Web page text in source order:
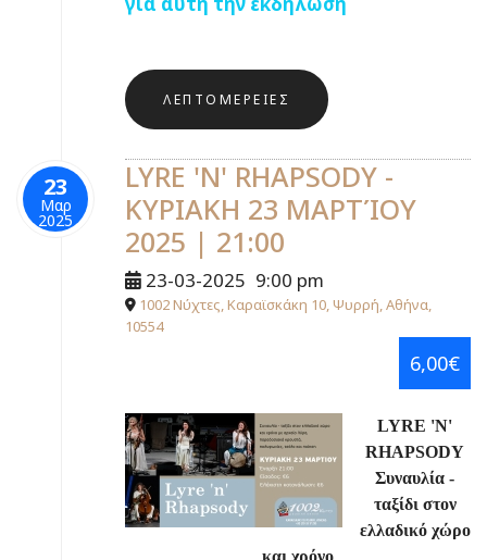
ΛΕΠΤΟΜΈΡΕΙΕΣ
23
Μαρ
2025
LYRE 'N' RHAPSODY -
ΚΥΡΙΑΚΗ 23 ΜΑΡΤΊΟΥ
2025 | 21:00
23-03-2025 9:00 pm
1002 Νύχτες, Καραϊσκάκη 10, Ψυρρή, Αθήνα,
10554
6,00€
LYRE 'N'
RHAPSODY
Συναυλία -
ταξίδι στον
ελλαδικό χώρο
και χρόνο